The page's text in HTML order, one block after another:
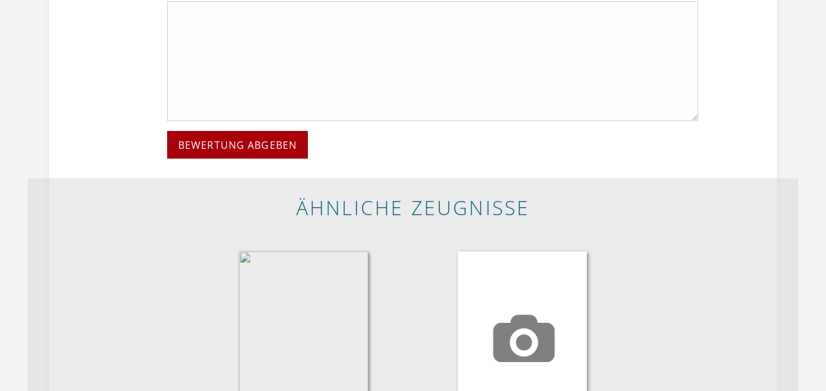
BEWERTUNG ABGEBEN
ÄHNLICHE ZEUGNISSE